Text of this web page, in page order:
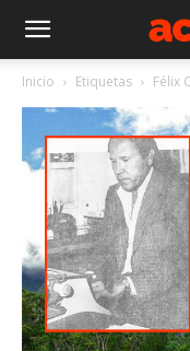
Inicio Etiquetas Félix